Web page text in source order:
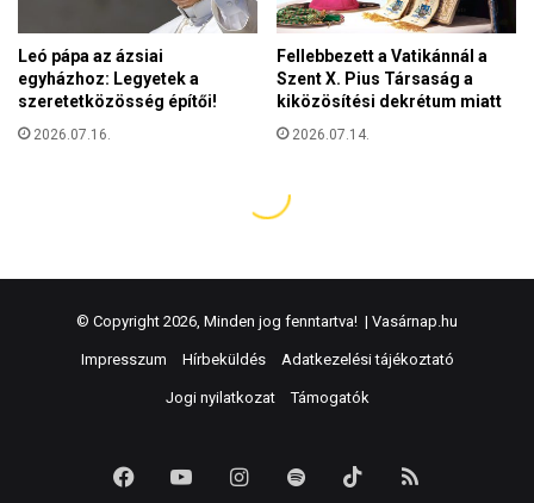
© Copyright 2026, Minden jog fenntartva! | Vasárnap.hu
Impresszum Hírbeküldés Adatkezelési tájékoztató
Jogi nyilatkozat Támogatók
FacebookYouTubeInstagram
Spotify TikTok